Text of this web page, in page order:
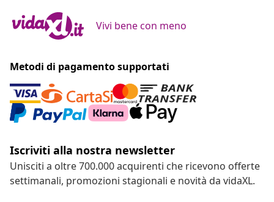
Vivi bene con meno
Metodi di pagamento supportati
Iscriviti alla nostra newsletter
Unisciti a oltre 700.000 acquirenti che ricevono offerte
settimanali, promozioni stagionali e novità da vidaXL.